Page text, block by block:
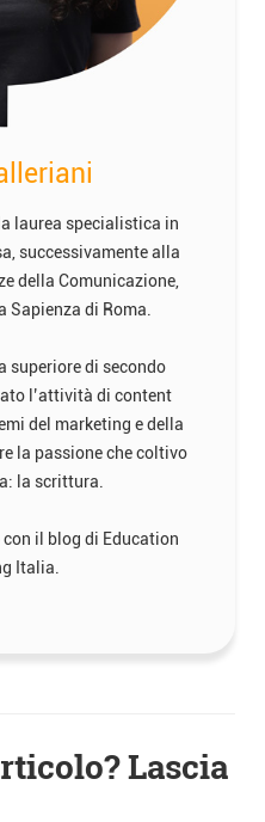
laurea specialistica in
successivamente alla
della Comunicazione,
Sapienza di Roma.
superiore di secondo
l’attività di content
del marketing e della
la passione che coltivo
la scrittura.
il blog di Education
Italia.
Lascia